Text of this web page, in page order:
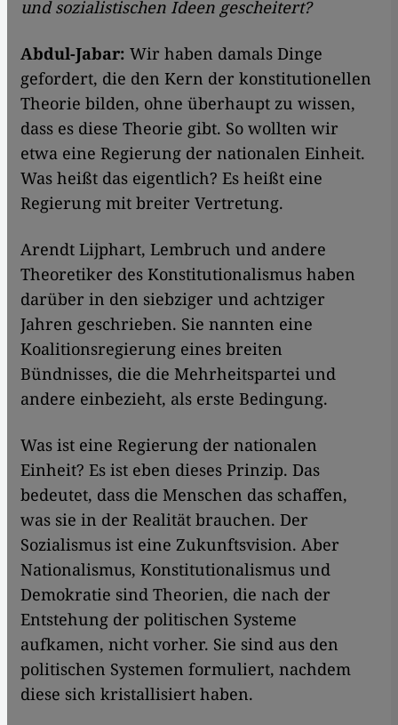
und sozialistischen Ideen gescheitert?
Abdul-Jabar: Wir haben damals Dinge
gefordert, die den Kern der konstitutionellen
Theorie bilden, ohne überhaupt zu wissen,
dass es diese Theorie gibt. So wollten wir
etwa eine Regierung der nationalen Einheit.
Was heißt das eigentlich? Es heißt eine
Regierung mit breiter Vertretung.
Arendt Lijphart, Lembruch und andere
Theoretiker des Konstitutionalismus haben
darüber in den siebziger und achtziger
Jahren geschrieben. Sie nannten eine
Koalitionsregierung eines breiten
Bündnisses, die die Mehrheitspartei und
andere einbezieht, als erste Bedingung.
Was ist eine Regierung der nationalen
Einheit? Es ist eben dieses Prinzip. Das
bedeutet, dass die Menschen das schaffen,
was sie in der Realität brauchen. Der
Sozialismus ist eine Zukunftsvision. Aber
Nationalismus, Konstitutionalismus und
Demokratie sind Theorien, die nach der
Entstehung der politischen Systeme
aufkamen, nicht vorher. Sie sind aus den
politischen Systemen formuliert, nachdem
diese sich kristallisiert haben.